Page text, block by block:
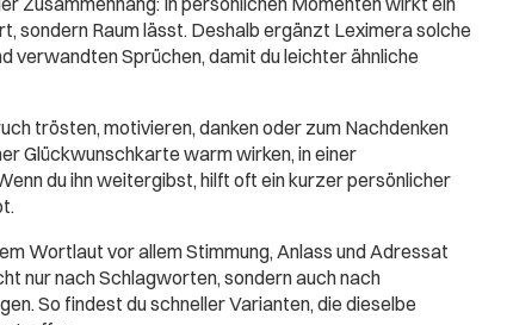
sondern Raum lässt. Deshalb ergänzt Leximera solche
verwandten Sprüchen, damit du leichter ähnliche
trösten, motivieren, danken oder zum Nachdenken
Glückwunschkarte warm wirken, in einer
du ihn weitergibst, hilft oft ein kurzer persönlicher
Wortlaut vor allem Stimmung, Anlass und Adressat
nur nach Schlagworten, sondern auch nach
So findest du schneller Varianten, die dieselbe